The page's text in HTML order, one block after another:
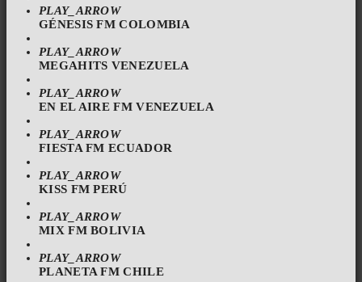
PLAY_ARROW
GÉNESIS FM COLOMBIA
PLAY_ARROW
MEGAHITS VENEZUELA
PLAY_ARROW
EN EL AIRE FM VENEZUELA
PLAY_ARROW
FIESTA FM ECUADOR
PLAY_ARROW
KISS FM PERÚ
PLAY_ARROW
MIX FM BOLIVIA
PLAY_ARROW
PLANETA FM CHILE